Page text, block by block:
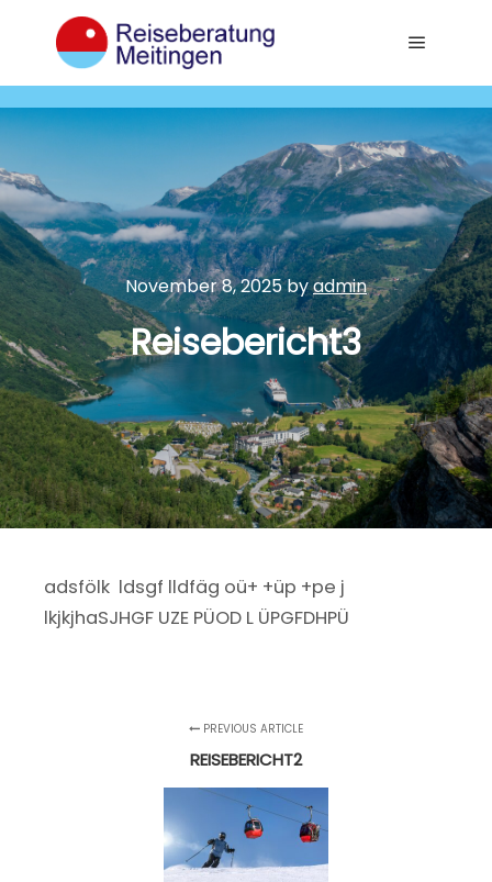
November 8, 2025byadmin
Reisebericht3
adsfölk ldsgf lldfäg oü+ +üp +pe j
lkjkjhaSJHGF UZE PÜOD L ÜPGFDHPÜ
PREVIOUS ARTICLE
REISEBERICHT2